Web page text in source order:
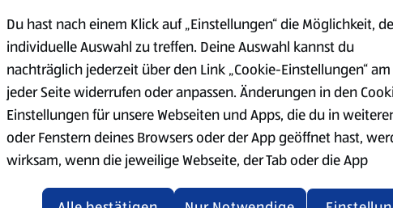
Käse
Milchprodukte &
Eier
Du hast nach einem Klick auf „Einstellungen“ die Möglichkeit,
individuelle Auswahl zu treffen. Deine Auswahl kannst du
nachträglich jederzeit über den Link „Cookie-Einstellungen“
jeder Seite widerrufen oder anpassen. Änderungen in den
Einstellungen für unsere Webseiten und Apps, die du in
oder Fenstern deines Browsers oder der App geöffnet hast,
wirksam, wenn die jeweilige Webseite, der Tab oder die App
aktualisiert oder geschlossen und anschließend wieder geöffnet